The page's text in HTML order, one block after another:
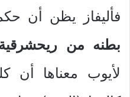
فأليفاز يظن أن
بطنه من
لأيوب معناها أن